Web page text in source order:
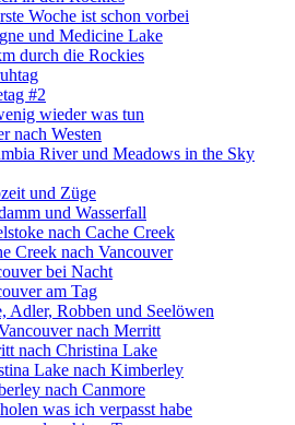
Woche ist schon vorbei
und Medicine Lake
durch die Rockies
#2
wieder was tun
nach Westen
River und Meadows in the Sky
und Züge
und Wasserfall
nach Cache Creek
Creek nach Vancouver
bei Nacht
am Tag
Adler, Robben und Seelöwen
nach Merritt
nach Christina Lake
Lake nach Kimberley
nach Canmore
was ich verpasst habe